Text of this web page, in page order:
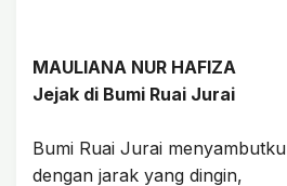
MAULIANA NUR HAFIZA
Jejak di Bumi Ruai Jurai
Bumi Ruai Jurai menyambutku
dengan jarak yang dingin,